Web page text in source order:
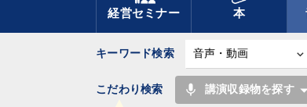
経営セミナー 本
キーワード検索
こだわり検索 mic 講演収録物を探す